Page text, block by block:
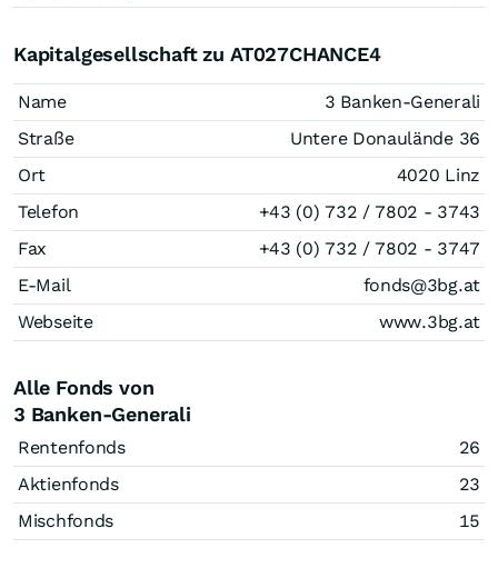
Kapitalgesellschaft zu AT027CHANCE4
Name
3 Banken-Generali
Straße
Untere Donaulände 36
Ort
4020 Linz
Telefon
+43 (0) 732 / 7802 - 3743
Fax
+43 (0) 732 / 7802 - 3747
E-Mail
fonds@3bg.at
Webseite
www.3bg.at
Alle Fonds von
3 Banken-Generali
Rentenfonds
26
Aktienfonds
23
Mischfonds
15